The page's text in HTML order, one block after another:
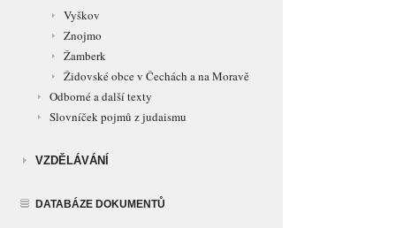
Vyškov
Znojmo
Žamberk
Židovské obce v Čechách a na Moravě
Odborné a další texty
Slovníček pojmů z judaismu
VZDĚLÁVÁNÍ
DATABÁZE DOKUMENTŮ